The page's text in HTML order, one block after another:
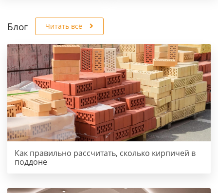
Блог Читать всё
Как правильно рассчитать, сколько кирпичей в
поддоне